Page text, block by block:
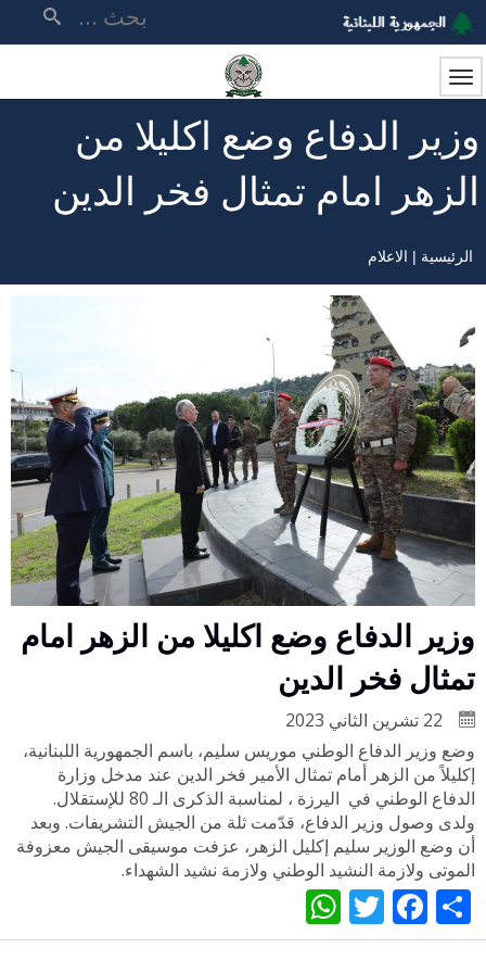
تجاوز
إلى
المحتوى
الرئيسي
وزير الدفاع وضع اكليلا من
الزهر امام تمثال فخر الدين
مسار
الرئيسية الاعلام
وزير الدفاع وضع اكليلا من الزهر امام
تمثال فخر الدين
وضع وزير الدفاع الوطني موريس سليم، باسم الجمهورية اللبنانية،
إكليلاً من الزهر أمام تمثال الأمير فخر الدين عند مدخل وزارة
الدفاع الوطني في اليرزة ، لمناسبة الذكرى الـ 80 للإستقلال.
ولدى وصول وزير الدفاع، قدّمت ثلة من الجيش التشريفات. وبعد
أن وضع الوزير سليم إكليل الزهر، عزفت موسيقى الجيش معزوفة
الموتى ولازمة النشيد الوطني ولازمة نشيد الشهداء.
Share
Facebook
Twitter